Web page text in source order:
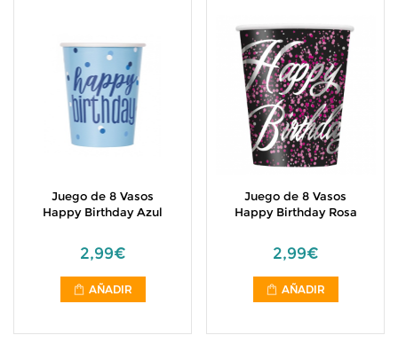
Juego de 8 Vasos
Happy Birthday Azul
2,99€
AÑADIR
Juego de 8 Vasos
Happy Birthday Rosa
2,99€
AÑADIR